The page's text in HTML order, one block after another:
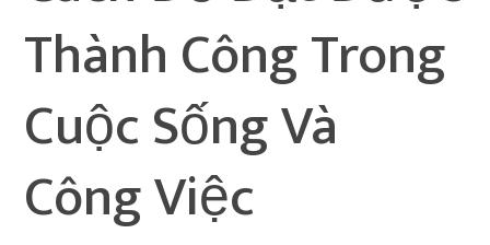
Thành Công Trong
Cuộc Sống Và
Công Việc